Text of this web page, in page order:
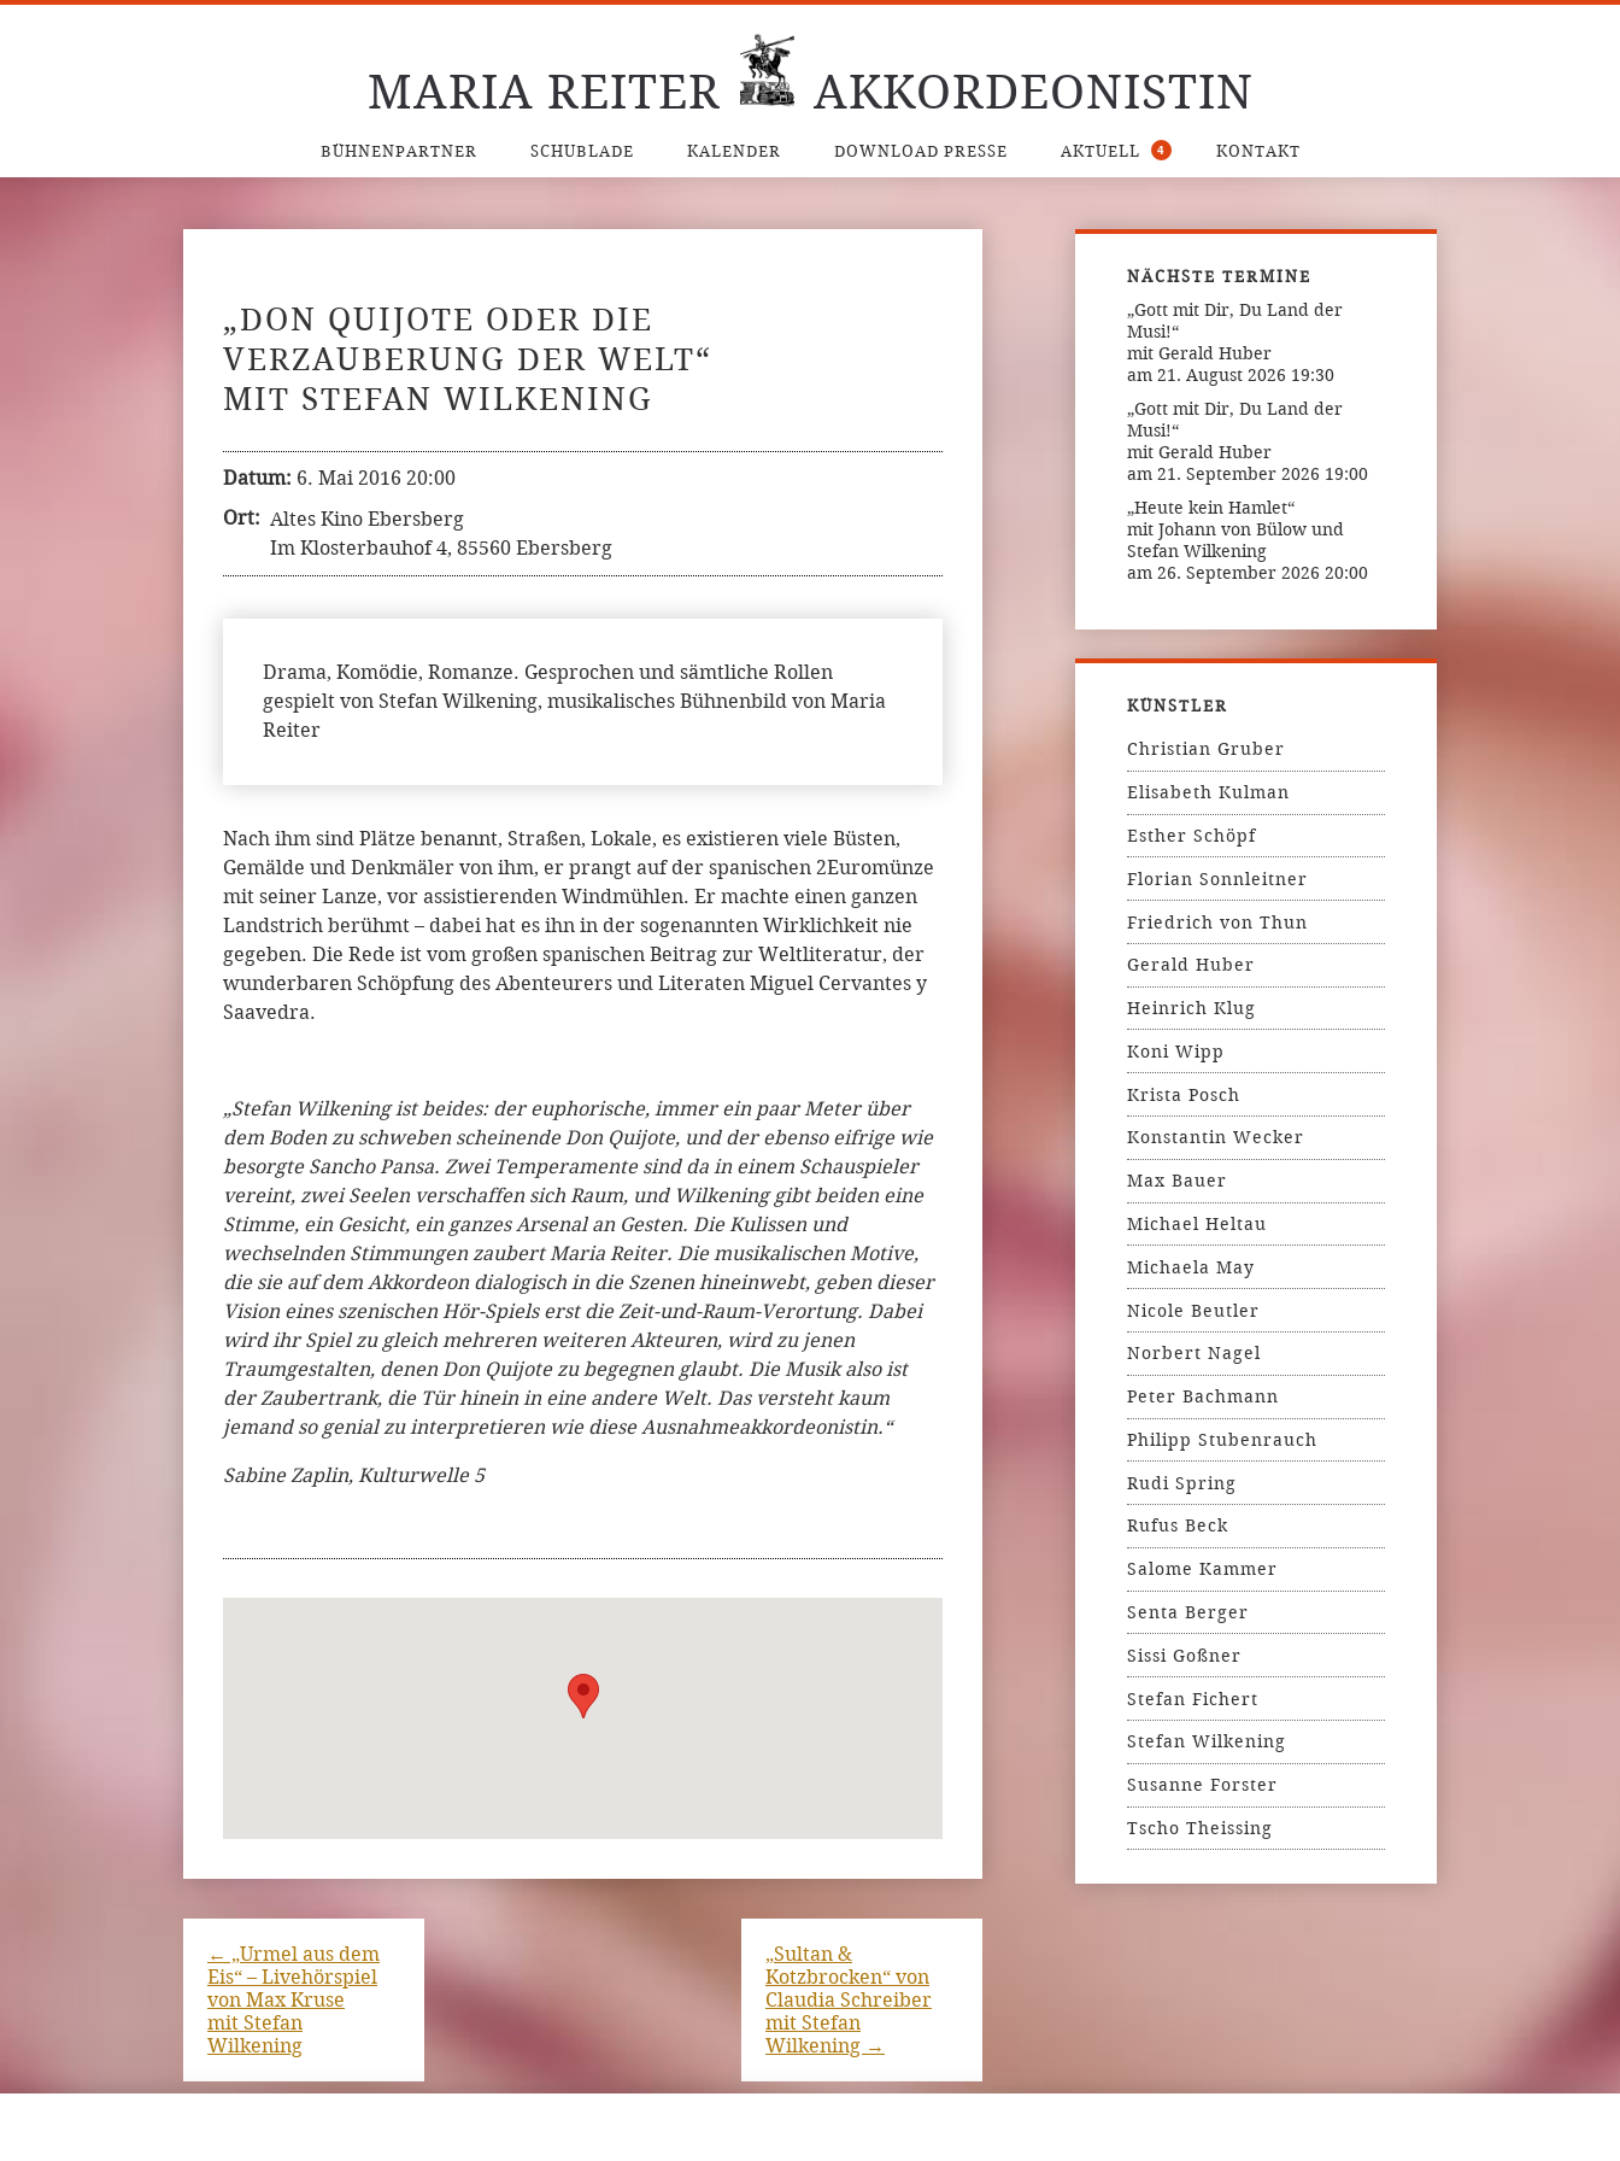
MARIA REITER AKKORDEONISTIN
BÜHNENPARTNER SCHUBLADE KALENDER DOWNLOAD PRESSE AKTUELL 4 KONTAKT
„DON QUIJOTE ODER DIE
VERZAUBERUNG DER WELT“
MIT STEFAN WILKENING
Datum: 6. Mai 2016 20:00
Ort: Altes Kino Ebersberg
Im Klosterbauhof 4, 85560 Ebersberg
Drama, Komödie, Romanze. Gesprochen und sämtliche Rollen
gespielt von Stefan Wilkening, musikalisches Bühnenbild von Maria
Reiter
Nach ihm sind Plätze benannt, Straßen, Lokale, es existieren viele Büsten,
Gemälde und Denkmäler von ihm, er prangt auf der spanischen 2Euromünze
mit seiner Lanze, vor assistierenden Windmühlen. Er machte einen ganzen
Landstrich berühmt – dabei hat es ihn in der sogenannten Wirklichkeit nie
gegeben. Die Rede ist vom großen spanischen Beitrag zur Weltliteratur, der
wunderbaren Schöpfung des Abenteurers und Literaten Miguel Cervantes y
Saavedra.
„Stefan Wilkening ist beides: der euphorische, immer ein paar Meter über
dem Boden zu schweben scheinende Don Quijote, und der ebenso eifrige wie
besorgte Sancho Pansa. Zwei Temperamente sind da in einem Schauspieler
vereint, zwei Seelen verschaffen sich Raum, und Wilkening gibt beiden eine
Stimme, ein Gesicht, ein ganzes Arsenal an Gesten. Die Kulissen und
wechselnden Stimmungen zaubert Maria Reiter. Die musikalischen Motive,
die sie auf dem Akkordeon dialogisch in die Szenen hineinwebt, geben dieser
Vision eines szenischen Hör-Spiels erst die Zeit-und-Raum-Verortung. Dabei
wird ihr Spiel zu gleich mehreren weiteren Akteuren, wird zu jenen
Traumgestalten, denen Don Quijote zu begegnen glaubt. Die Musik also ist
der Zaubertrank, die Tür hinein in eine andere Welt. Das versteht kaum
jemand so genial zu interpretieren wie diese Ausnahmeakkordeonistin.“
Sabine Zaplin, Kulturwelle 5
← „Urmel aus dem
Eis“ – Livehörspiel
von Max Kruse
mit Stefan
Wilkening
„Sultan &
Kotzbrocken“ von
Claudia Schreiber
mit Stefan
Wilkening →
NÄCHSTE TERMINE
„Gott mit Dir, Du Land der
Musi!“
mit Gerald Huber
am 21. August 2026 19:30
„Gott mit Dir, Du Land der
Musi!“
mit Gerald Huber
am 21. September 2026 19:00
„Heute kein Hamlet“
mit Johann von Bülow und
Stefan Wilkening
am 26. September 2026 20:00
KÜNSTLER
Christian Gruber
Elisabeth Kulman
Esther Schöpf
Florian Sonnleitner
Friedrich von Thun
Gerald Huber
Heinrich Klug
Koni Wipp
Krista Posch
Konstantin Wecker
Max Bauer
Michael Heltau
Michaela May
Nicole Beutler
Norbert Nagel
Peter Bachmann
Philipp Stubenrauch
Rudi Spring
Rufus Beck
Salome Kammer
Senta Berger
Sissi Goßner
Stefan Fichert
Stefan Wilkening
Susanne Forster
Tscho Theissing